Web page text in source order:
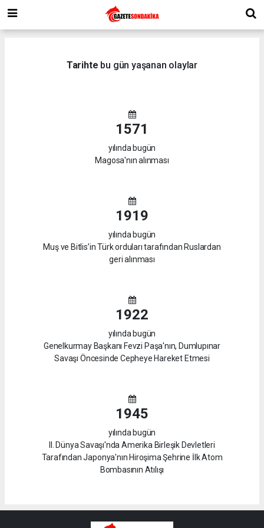
Tarihte bu gün yaşanan olaylar
1571
yılında bugün
Magosa'nın alınması
1919
yılında bugün
Muş ve Bitlis’in Türk orduları tarafından Ruslardan
geri alınması
1922
yılında bugün
Genelkurmay Başkanı Fevzi Paşa'nın, Dumlupınar
Savaşı Öncesinde Cepheye Hareket Etmesi
1945
yılında bugün
II. Dünya Savaşı'nda Amerika Birleşik Devletleri
Tarafından Japonya'nın Hiroşima Şehrine İlk Atom
Bombasının Atılışı